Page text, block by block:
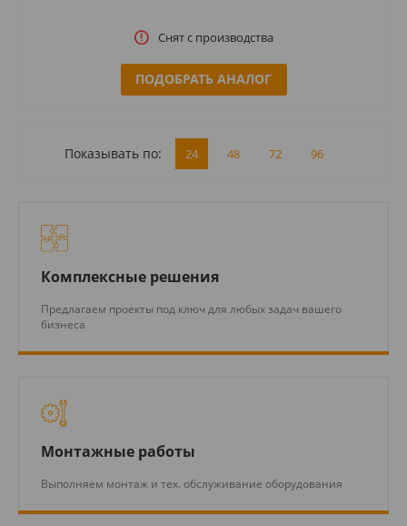
Снят с производства
ПОДОБРАТЬ АНАЛОГ
Показывать по: 24 48 72 96
Комплексные решения
Предлагаем проекты под ключ для любых задач вашего
бизнеса
Монтажные работы
Выполняем монтаж и тех. обслуживание оборудования